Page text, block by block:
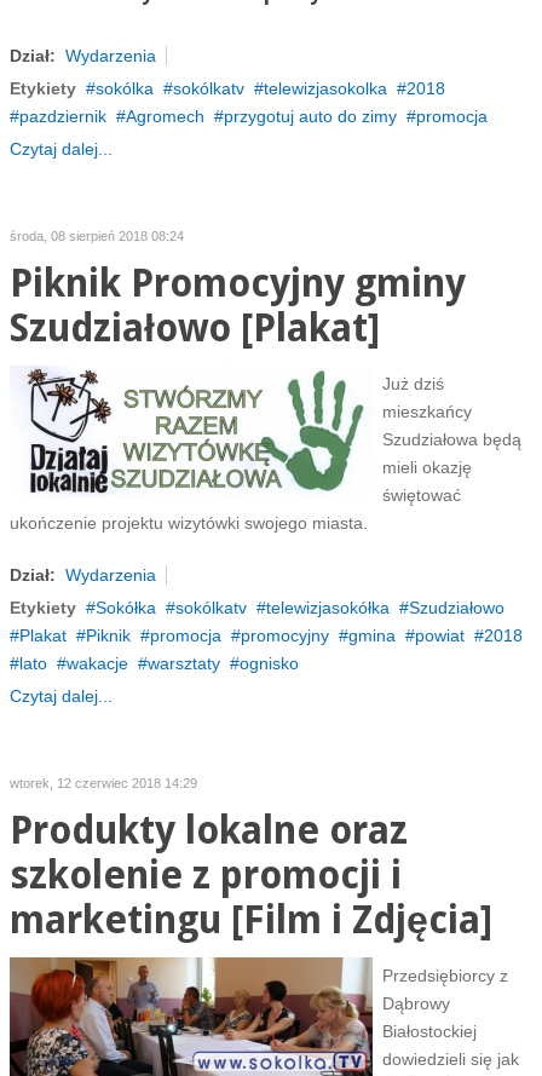
Dział: Wydarzenia
Etykiety
sokólka sokólkatv telewizjasokolka
2018
pazdziernik
Agromech przygotuj auto do zimy
promocja
Czytaj dalej...
środa, 08 sierpień 2018 08:24
Piknik Promocyjny gminy
Szudziałowo [Plakat]
Już dziś
mieszkańcy
Szudziałowa będą
mieli okazję
świętować
ukończenie projektu wizytówki swojego miasta.
Dział: Wydarzenia
Etykiety
Sokółka sokólkatv telewizjasokółka
Szudziałowo
Plakat
Piknik promocja promocyjny gmina powiat
2018
lato
wakacje warsztaty
ognisko
Czytaj dalej...
wtorek, 12 czerwiec 2018 14:29
Produkty lokalne oraz
szkolenie z promocji i
marketingu [Film i Zdjęcia]
Przedsiębiorcy z
Dąbrowy
Białostockiej
dowiedzieli się jak